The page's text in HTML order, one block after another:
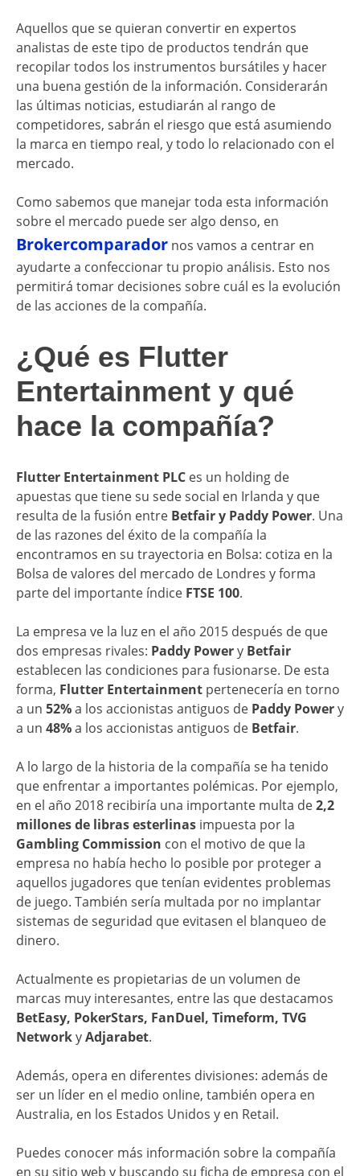
Aquellos que se quieran convertir en expertos
analistas de este tipo de productos tendrán que
recopilar todos los instrumentos bursátiles y hacer
una buena gestión de la información. Considerarán
las últimas noticias, estudiarán al rango de
competidores, sabrán el riesgo que está asumiendo
la marca en tiempo real, y todo lo relacionado con el
mercado.
Como sabemos que manejar toda esta información
sobre el mercado puede ser algo denso, en
Brokercomparador nos vamos a centrar en
ayudarte a confeccionar tu propio análisis. Esto nos
permitirá tomar decisiones sobre cuál es la evolución
de las acciones de la compañía.
¿Qué es Flutter
Entertainment y qué
hace la compañía?
Flutter Entertainment PLC es un holding de
apuestas que tiene su sede social en Irlanda y que
resulta de la fusión entre Betfair y Paddy Power. Una
de las razones del éxito de la compañía la
encontramos en su trayectoria en Bolsa: cotiza en la
Bolsa de valores del mercado de Londres y forma
parte del importante índice FTSE 100.
La empresa ve la luz en el año 2015 después de que
dos empresas rivales: Paddy Powery Betfair
establecen las condiciones para fusionarse. De esta
forma, Flutter Entertainment pertenecería en torno
a un 52%a los accionistas antiguos de Paddy Powery
a un 48%a los accionistas antiguos de Betfair.
A lo largo de la historia de la compañía se ha tenido
que enfrentar a importantes polémicas. Por ejemplo,
en el año 2018 recibiría una importante multa de2,2
millones de libras esterlinas impuesta por la
Gambling Commission con el motivo de que la
empresa no había hecho lo posible por proteger a
aquellos jugadores que tenían evidentes problemas
de juego. También sería multada por no implantar
sistemas de seguridad que evitasen el blanqueo de
dinero.
Actualmente es propietarias de un volumen de
marcas muy interesantes, entre las que destacamos
BetEasy, PokerStars, FanDuel, Timeform, TVG
NetworkyAdjarabet.
Además, opera en diferentes divisiones: además de
ser un líder en el medio online, también opera en
Australia, en los Estados Unidos y en Retail.
Puedes conocer más información sobre la compañía
en su sitio web y buscando su ficha de empresa con el